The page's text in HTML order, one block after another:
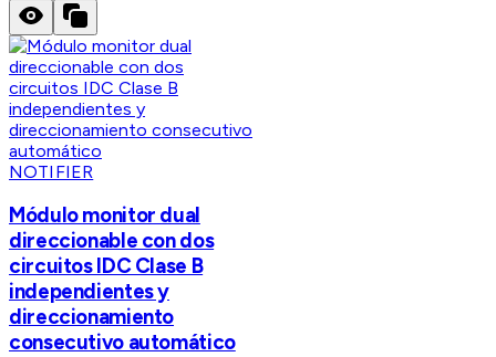
NOTIFIER
Módulo monitor dual
direccionable con dos
circuitos IDC Clase B
independientes y
direccionamiento
consecutivo automático